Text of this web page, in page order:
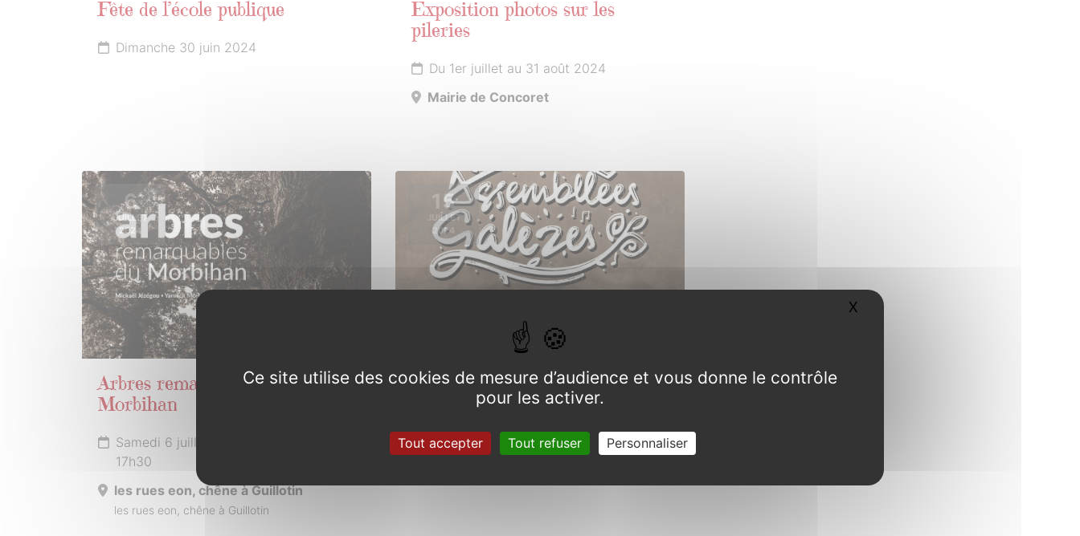
Fête de l’école publique
Dimanche 30 juin 2024
Exposition photos sur les
pileries
Du 1er juillet au 31 août 2024
Mairie de Concoret
6
JUILLET
2024
Arbres remarquables du
Morbihan
Samedi 6 juillet 2024 de 16h00 à
17h30
les rues eon, chêne à Guillotin
les rues eon, chêne à Guillotin
15
JUILLET
2024
Festival des assembllées galèzes
Ce site utilise des cookies de mesure d’audience et vous donne le contrôle
pour les activer.
Tout accepter Tout refuser Personnaliser
X Masquer le bandeau des cookies